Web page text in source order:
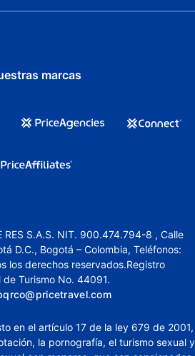
marcas
RES S.A.S. NIT. 900.474.794-8 , Calle
D.C., Bogotá – Colombia, Teléfonos:
los derechos reservados.Registro
de Turismo No. 44091.
en el artículo 17 de la ley 679 de 2001,
la pornografía, el turismo sexual y